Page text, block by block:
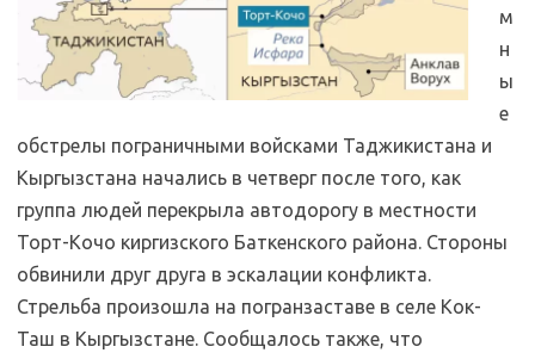
м
н
ы
е
обстрелы пограничными войсками Таджикистана и
Кыргызстана начались в четверг после того, как
группа людей перекрыла автодорогу в местности
Торт-Кочо киргизского Баткенского района. Стороны
обвинили друг друга в эскалации конфликта.
Стрельба произошла на погранзаставе в селе Кок-
Таш в Кыргызстане. Сообщалось также, что